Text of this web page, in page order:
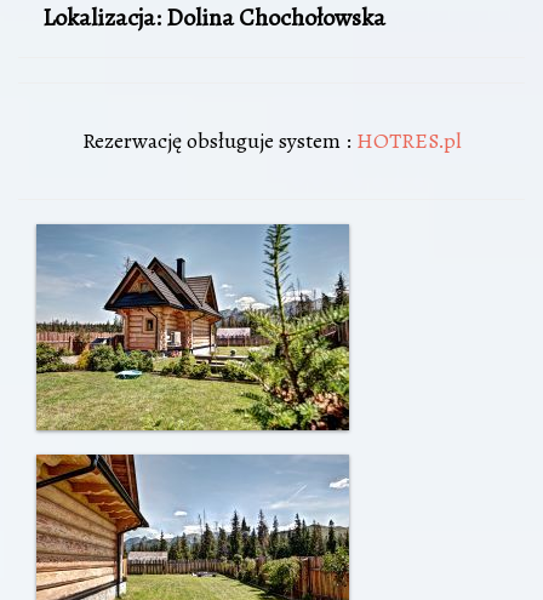
Lokalizacja: Dolina Chochołowska
Rezerwację obsługuje system : HOTRES.pl